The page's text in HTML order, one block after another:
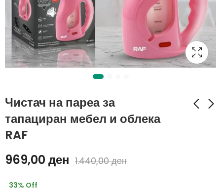
Чистач на пареа за
тапациран мебел и облека
RAF
969,00 ден 1.440,00ден
33% Off